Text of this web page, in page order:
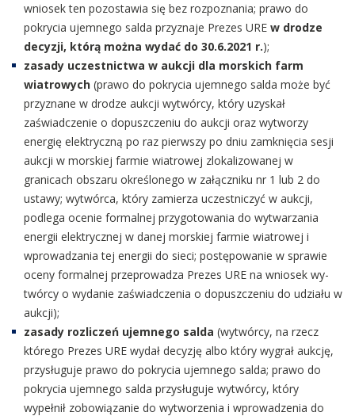
wniosek ten pozostawia się bez rozpoznania; prawo do
pokrycia ujemnego salda przyznaje Prezes URE w drodze
decyzji, którą można wydać do 30.6.2021 r.);
zasady uczestnictwa w aukcji dla morskich farm
wiatrowych (prawo do pokrycia ujemnego salda może być
przyznane w drodze aukcji wytwórcy, który uzyskał
zaświadczenie o dopuszczeniu do aukcji oraz wytworzy
energię elektryczną po raz pierwszy po dniu zamknięcia sesji
aukcji w morskiej farmie wiatrowej zlokalizowanej w
granicach obszaru określonego w załączniku nr 1 lub 2 do
ustawy; wytwórca, który zamierza uczestniczyć w aukcji,
podlega ocenie formalnej przygotowania do wytwarzania
energii elektrycznej w danej morskiej farmie wiatrowej i
wprowadzania tej energii do sieci; postępowanie w sprawie
oceny formalnej przeprowadza Prezes URE na wniosek wy-
twórcy o wydanie zaświadczenia o dopuszczeniu do udziału w
aukcji);
zasady rozliczeń ujemnego salda (wytwórcy, na rzecz
którego Prezes URE wydał decyzję albo który wygrał aukcję,
przysługuje prawo do pokrycia ujemnego salda; prawo do
pokrycia ujemnego salda przysługuje wytwórcy, który
wypełnił zobowiązanie do wytworzenia i wprowadzenia do